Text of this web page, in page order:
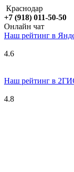
Краснодар
+7 (918) 011-50-50
Онлайн чат
Наш рейтинг в Я
4.6
Наш рейтинг в
4.8